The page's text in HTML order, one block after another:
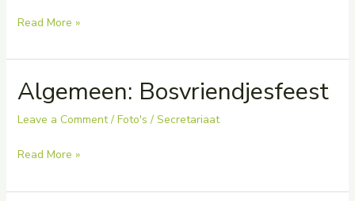
Algemeen:
2
Read More »
Algemeen: Bosvriendjesfeest
Leave a Comment / Foto's / Secretariaat
Algemeen:
Read More »